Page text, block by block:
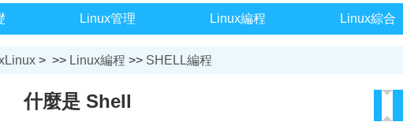
Linux管理 Linux編程 Linux綜合
> >> Linux編程 >> SHELL編程
什麼是 Shell